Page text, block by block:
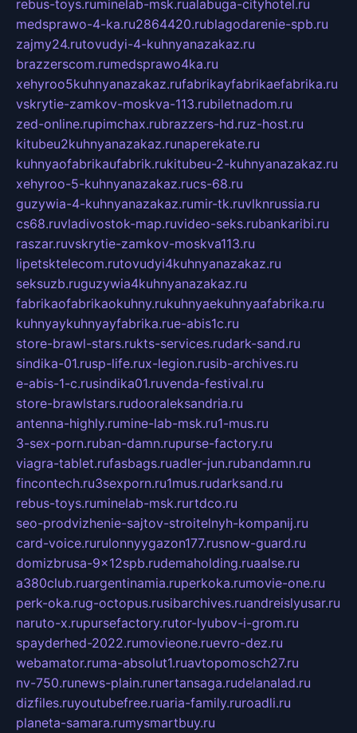
rebus-toys.ruminelab-msk.rualabuga-cityhotel.ru
medsprawo-4-ka.ru2864420.rublagodarenie-spb.ru
zajmy24.rutovudyi-4-kuhnyanazakaz.ru
brazzerscom.rumedsprawo4ka.ru
xehyroo5kuhnyanazakaz.rufabrikayfabrikaefabrika.ru
vskrytie-zamkov-moskva-113.rubiletnadom.ru
zed-online.rupimchax.rubrazzers-hd.ruz-host.ru
kitubeu2kuhnyanazakaz.runaperekate.ru
kuhnyaofabrikaufabrik.rukitubeu-2-kuhnyanazakaz.ru
xehyroo-5-kuhnyanazakaz.rucs-68.ru
guzywia-4-kuhnyanazakaz.rumir-tk.ruvlknrussia.ru
cs68.ruvladivostok-map.ruvideo-seks.rubankaribi.ru
raszar.ruvskrytie-zamkov-moskva113.ru
lipetsktelecom.rutovudyi4kuhnyanazakaz.ru
seksuzb.ruguzywia4kuhnyanazakaz.ru
fabrikaofabrikaokuhny.rukuhnyaekuhnyaafabrika.ru
kuhnyaykuhnyayfabrika.rue-abis1c.ru
store-brawl-stars.rukts-services.rudark-sand.ru
sindika-01.rusp-life.rux-legion.rusib-archives.ru
e-abis-1-c.rusindika01.ruvenda-festival.ru
store-brawlstars.rudooraleksandria.ru
antenna-highly.rumine-lab-msk.ru1-mus.ru
3-sex-porn.ruban-damn.rupurse-factory.ru
viagra-tablet.rufasbags.ruadler-jun.rubandamn.ru
fincontech.ru3sexporn.ru1mus.rudarksand.ru
rebus-toys.ruminelab-msk.rurtdco.ru
seo-prodvizhenie-sajtov-stroitelnyh-kompanij.ru
card-voice.rurulonnyygazon177.rusnow-guard.ru
domizbrusa-9x12spb.rudemaholding.ruaalse.ru
a380club.ruargentinamia.ruperkoka.rumovie-one.ru
perk-oka.rug-octopus.rusibarchives.ruandreislyusar.ru
naruto-x.rupursefactory.rutor-lyubov-i-grom.ru
spayderhed-2022.rumovieone.ruevro-dez.ru
webamator.ruma-absolut1.ruavtopomosch27.ru
nv-750.runews-plain.runertansaga.rudelanalad.ru
dizfiles.ruyoutubefree.ruaria-family.ruroadli.ru
planeta-samara.rumysmartbuy.ru